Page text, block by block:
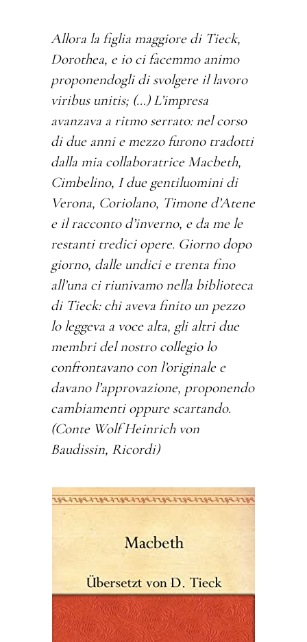
Allora la figlia maggiore di Tieck,
Dorothea, e io ci facemmo animo
proponendogli di svolgere il lavoro
viribus unitis; (…) L’impresa
avanzava a ritmo serrato: nel corso
di due anni e mezzo furono tradotti
dalla mia collaboratrice Macbeth,
Cimbelino, I due gentiluomini di
Verona, Coriolano, Timone d’Atene
e il racconto d’inverno, e da me le
restanti tredici opere. Giorno dopo
giorno, dalle undici e trenta fino
all’una ci riunivamo nella biblioteca
di Tieck: chi aveva finito un pezzo
lo leggeva a voce alta, gli altri due
membri del nostro collegio lo
confrontavano con l’originale e
davano l’approvazione, proponendo
cambiamenti oppure scartando.
(Conte Wolf Heinrich von
Baudissin, Ricordi)